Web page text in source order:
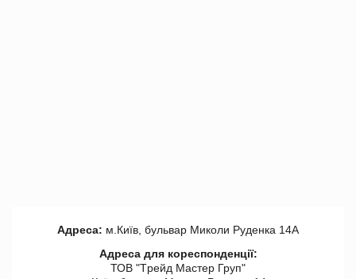
Адреса: м.Київ, бульвар Миколи Руденка 14А
Адреса для кореспонденції:
ТОВ "Tрейд Мастер Груп"